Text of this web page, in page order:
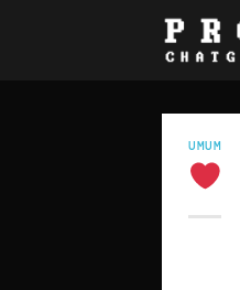
UMUM